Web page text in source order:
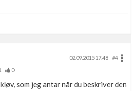
02.09.2015 17.48
#4
0
som jeg antar når du beskriver den